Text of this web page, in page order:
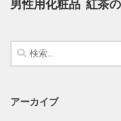
男性用化粧品 紅茶
検
索:
アーカイブ